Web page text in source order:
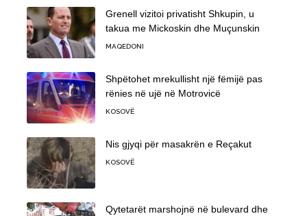
Grenell vizitoi privatisht Shkupin, u
takua me Mickoskin dhe Muçunskin
MAQEDONI
Shpëtohet mrekullisht një fëmijë pas
rënies në ujë në Motrovicë
KOSOVË
Nis gjyqi për masakrën e Reçakut
KOSOVË
Qytetarët marshojnë në bulevard dhe